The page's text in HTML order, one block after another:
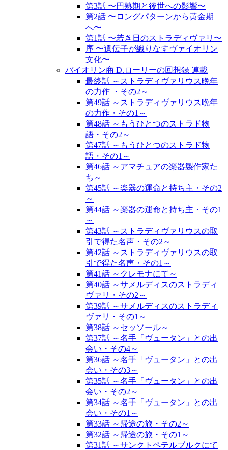
第3話 〜円熟期と後世への影響〜
第2話 〜ロングパターンから黄金期
へ〜
第1話 〜若き日のストラディヴァリ〜
序 〜遺伝子が織りなすヴァイオリン
文化〜
バイオリン商 D.ローリーの回想録 連載
最終話 ～ストラディヴァリウス晩年
の力作 ・その2～
第49話 ～ストラディヴァリウス晩年
の力作・その1～
第48話 ～もうひとつのストラド物
語・その2～
第47話 ～もうひとつのストラド物
語・その1～
第46話 ～アマチュアの楽器製作家た
ち～
第45話 ～楽器の運命と持ち主・その2
～
第44話 ～楽器の運命と持ち主・その1
～
第43話 ～ストラディヴァリウスの取
引で得た名声・その2～
第42話 ～ストラディヴァリウスの取
引で得た名声・その1～
第41話 ～クレモナにて～
第40話 ～サメルディスのストラディ
ヴァリ・その2～
第39話 ～サメルディスのストラディ
ヴァリ・その1～
第38話 ～セッソール～
第37話 ～名手「ヴュータン」との出
会い・その4～
第36話 ～名手「ヴュータン」との出
会い・その3～
第35話 ～名手「ヴュータン」との出
会い・その2～
第34話 ～名手「ヴュータン」との出
会い・その1～
第33話 ～帰途の旅・その2～
第32話 ～帰途の旅・その1～
第31話 ～サンクトペテルブルクにて